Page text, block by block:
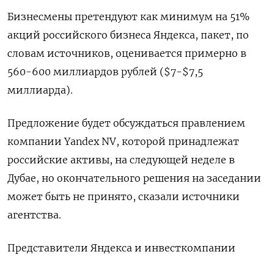
Бизнесмены претендуют как минимум на 51%
акций российского бизнеса Яндекса, пакет, по
словам источников, оценивается примерно в
560-600 миллиардов рублей ($7-$7,5
миллиарда).
Предложение будет обсуждаться правлением
компании Yandex NV, которой принадлежат
российские активы, на следующей неделе в
Дубае, но окончательного решения на заседании
может быть не принято, сказали источники
агентства.
Представители Яндекса и инвесткомпании